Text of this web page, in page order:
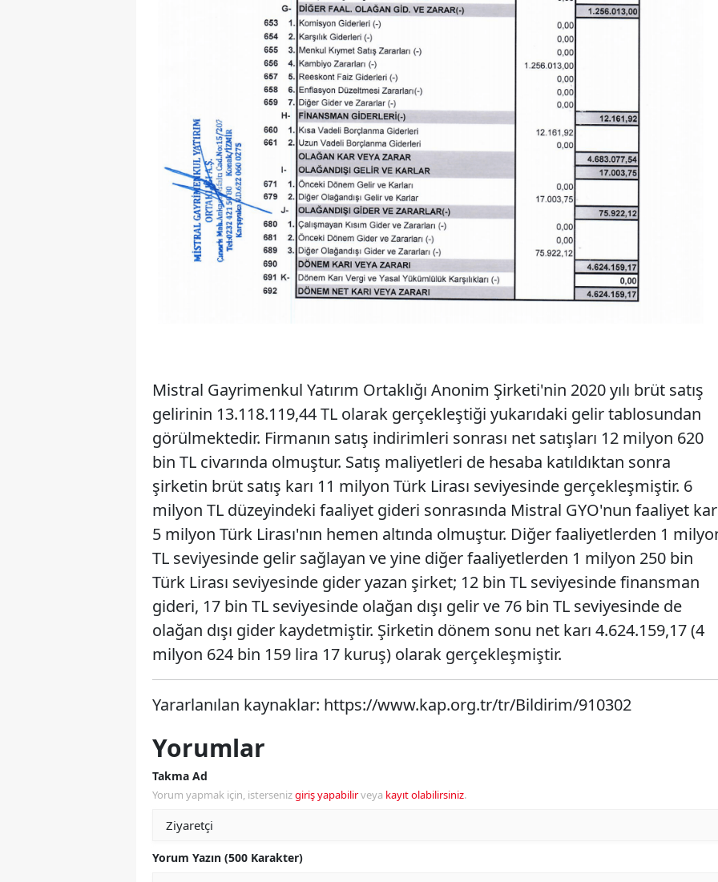
Mistral Gayrimenkul Yatırım Ortaklığı Anonim Şirketi'nin 2020 yılı brüt satış
gelirinin 13.118.119,44 TL olarak gerçekleştiği yukarıdaki gelir tablosundan
görülmektedir. Firmanın satış indirimleri sonrası net satışları 12 milyon 620
bin TL civarında olmuştur. Satış maliyetleri de hesaba katıldıktan sonra
şirketin brüt satış karı 11 milyon Türk Lirası seviyesinde gerçekleşmiştir. 6
milyon TL düzeyindeki faaliyet gideri sonrasında Mistral GYO'nun faaliyet
5 milyon Türk Lirası'nın hemen altında olmuştur. Diğer faaliyetlerden 1
TL seviyesinde gelir sağlayan ve yine diğer faaliyetlerden 1 milyon 250 bin
Türk Lirası seviyesinde gider yazan şirket; 12 bin TL seviyesinde finansman
gideri, 17 bin TL seviyesinde olağan dışı gelir ve 76 bin TL seviyesinde de
olağan dışı gider kaydetmiştir. Şirketin dönem sonu net karı 4.624.159,17 (4
milyon 624 bin 159 lira 17 kuruş) olarak gerçekleşmiştir.
Yararlanılan kaynaklar: https://www.kap.org.tr/tr/Bildirim/910302
Yorumlar
Takma Ad
Yorum yapmak için, istersenizgiriş yapabilirveya kayıt olabilirsiniz.
Yorum Yazın (500 Karakter)